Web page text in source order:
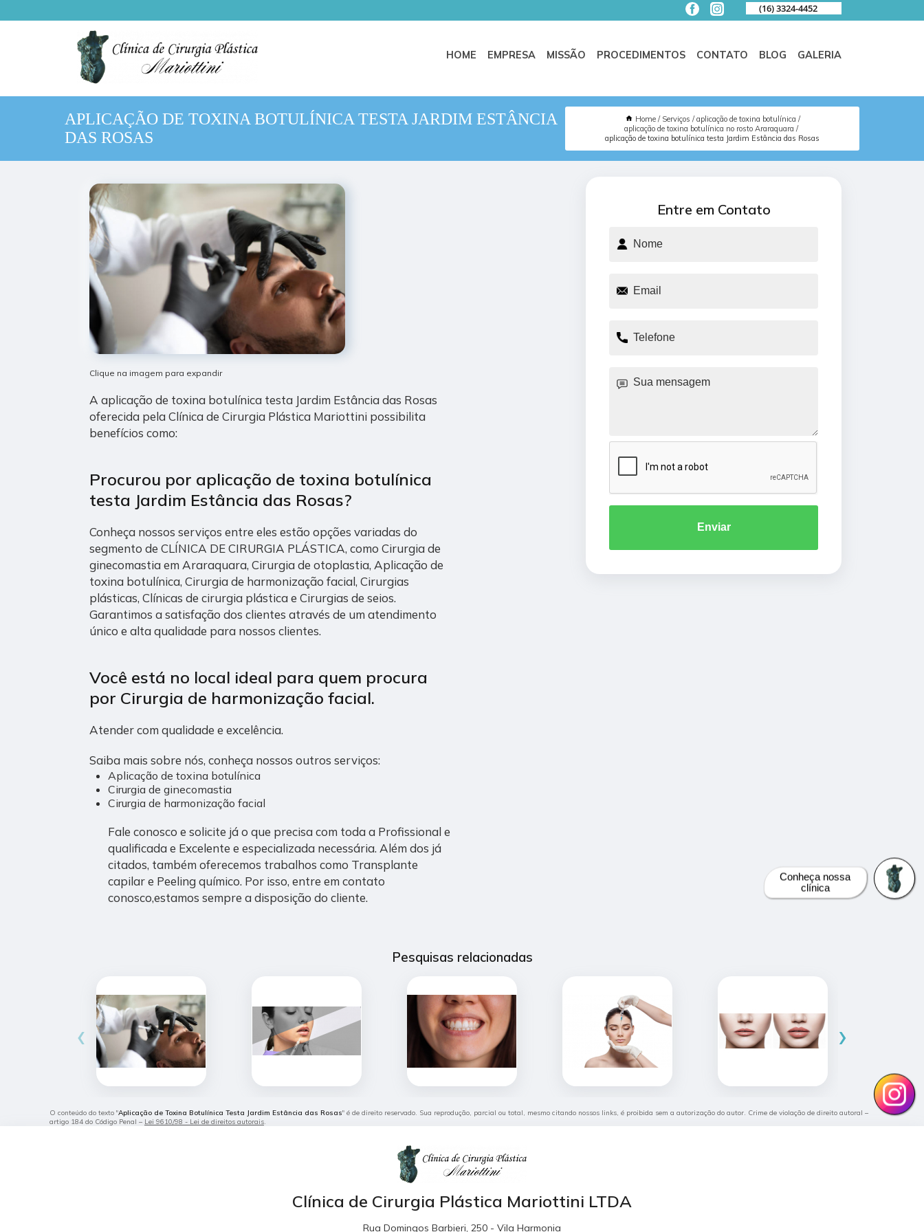
(16) 3324-4452
HOME EMPRESA MISSÃO PROCEDIMENTOS CONTATO BLOG GALERIA
APLICAÇÃO DE TOXINA BOTULÍNICA TESTA JARDIM ESTÂNCIA
DAS ROSAS
Home Serviços
aplicação de toxina botulínica
aplicação de toxina botulínica no rosto Araraquara
aplicação de toxina botulínica testa Jardim Estância das Rosas
Clique na imagem para expandir
A aplicação de toxina botulínica testa Jardim Estância das Rosas
oferecida pela Clínica de Cirurgia Plástica Mariottini possibilita
benefícios como:
Procurou por aplicação de toxina botulínica
testa Jardim Estância das Rosas?
Conheça nossos serviços entre eles estão opções variadas do
segmento de CLÍNICA DE CIRURGIA PLÁSTICA, como Cirurgia de
ginecomastia em Araraquara, Cirurgia de otoplastia, Aplicação de
toxina botulínica, Cirurgia de harmonização facial, Cirurgias
plásticas, Clínicas de cirurgia plástica e Cirurgias de seios.
Garantimos a satisfação dos clientes através de um atendimento
único e alta qualidade para nossos clientes.
Você está no local ideal para quem procura
por Cirurgia de harmonização facial.
Atender com qualidade e excelência.
Saiba mais sobre nós, conheça nossos outros serviços:
Aplicação de toxina botulínica
Cirurgia de ginecomastia
Cirurgia de harmonização facial
Fale conosco e solicite já o que precisa com toda a Profissional e
qualificada e Excelente e especializada necessária. Além dos já
citados, também oferecemos trabalhos como Transplante
capilar e Peeling químico. Por isso, entre em contato
conosco,estamos sempre a disposição do cliente.
Entre em Contato
Enviar
Pesquisas relacionadas
‹ ›
O conteúdo do texto "Aplicação de Toxina Botulínica Testa Jardim Estância das Rosas" é de direito reservado. Sua reprodução, parcial ou total, mesmo citando nossos links, é proibida sem a autorização do autor. Crime de violação de direito autoral –
artigo 184 do Código Penal – Lei 9610/98 - Lei de direitos autorais
Clínica de Cirurgia Plástica Mariottini LTDA
Rua Domingos Barbieri, 250 - Vila Harmonia
Conheça nossa
clínica